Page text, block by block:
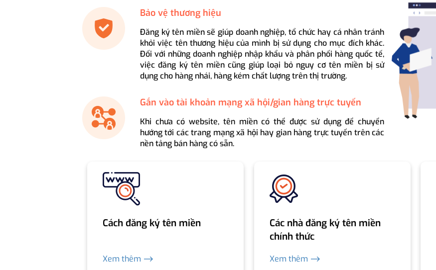
Bảo vệ thương hiệu
Đăng ký tên miền sẽ giúp doanh nghiệp, tổ chức hay cá nhân tránh
khỏi việc tên thương hiệu của mình bị sử dụng cho mục đích khác.
Đối với những doanh nghiệp nhập khẩu và phân phối hàng quốc tế,
việc đăng ký tên miền cũng giúp loại bỏ nguy cơ tên miền bị sử
dụng cho hàng nhái, hàng kém chất lượng trên thị trường.
Gắn vào tài khoản mạng xã hội/gian hàng trực tuyến
Khi chưa có website, tên miền có thể được sử dụng để chuyển
hướng tới các trang mạng xã hội hay gian hàng trực tuyến trên các
nền tảng bán hàng có sẵn.
Cách đăng ký tên miền
Xem thêm ⟶
Các nhà đăng ký tên miền
chính thức
Xem thêm ⟶